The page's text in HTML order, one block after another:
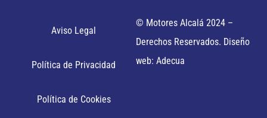
Aviso Legal
Política de Privacidad
Política de Cookies
© Motores Alcalá 2024 –
Derechos Reservados. Diseño
web: Adecua